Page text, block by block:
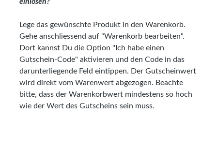
Lege das gewünschte Produkt in den Warenkorb.
Gehe anschliessend auf "Warenkorb bearbeiten".
Dort kannst Du die Option "Ich habe einen
Gutschein-Code" aktivieren und den Code in das
darunterliegende Feld eintippen. Der Gutscheinwert
wird direkt vom Warenwert abgezogen. Beachte
bitte, dass der Warenkorbwert mindestens so hoch
wie der Wert des Gutscheins sein muss.